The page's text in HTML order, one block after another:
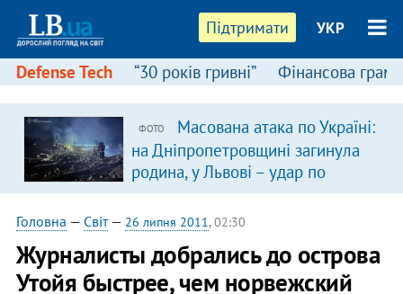
Підтримати УКР
Defense Tech “30 років гривні” Фінансова
ФОТО
Масована атака по Україні:
на Дніпропетровщині загинула
родина, у Львові – удар по
багатоповерхівках
(доповнюється)
Головна — Світ— 26 липня 2011, 02:30
Журналисты добрались до острова
Утойя быстрее, чем норвежский